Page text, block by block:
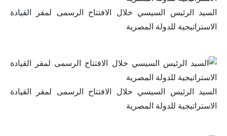
السيد الرئيس السيسي خلال الافتتاح الرسمى لمقر القيادة
الاستراتيجية للدولة المصرية
السيد الرئيس السيسي خلال الافتتاح الرسمى لمقر القيادة
الاستراتيجية للدولة المصرية